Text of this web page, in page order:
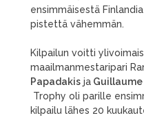
ensimmäisestä
pistettä vähemmän.
Kilpailun voitti
maailmanmestaripari
Papadakis ja
Trophy oli parille
kilpailu lähes 20